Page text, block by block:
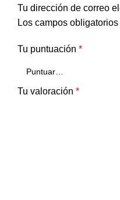
Tu dirección de correo
Los campos
Tu puntuación *
Tu valoración *